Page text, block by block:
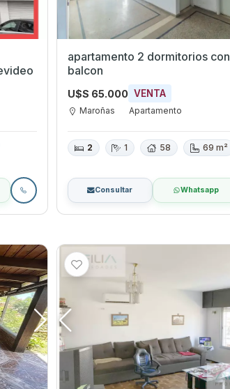
apartamento 2 dormitorios con
balcon
U$S 65.000 VENTA
Maroñas Apartamento
2 1 58 69 m²
Consultar Whatsapp